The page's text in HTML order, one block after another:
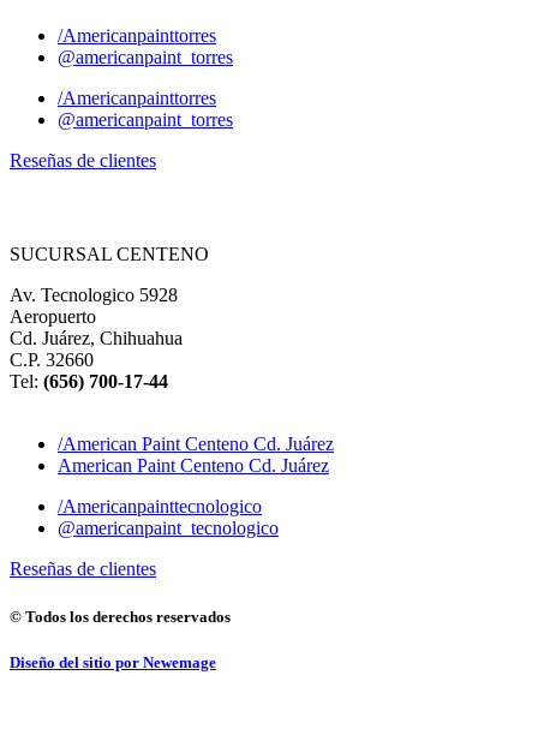
/Americanpainttorres
@americanpaint_torres
/Americanpainttorres
@americanpaint_torres
Reseñas de clientes
SUCURSAL CENTENO
Av. Tecnologico 5928
Aeropuerto
Cd. Juárez, Chihuahua
C.P. 32660
Tel: (656) 700-17-44
/American Paint Centeno Cd. Juárez
American Paint Centeno Cd. Juárez
/Americanpainttecnologico
@americanpaint_tecnologico
Reseñas de clientes
© Todos los derechos reservados
Diseño del sitio por Newemage